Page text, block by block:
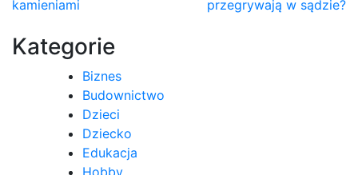
wpisu
kamieniami
przegrywają w sądzie?
Kategorie
Biznes
Budownictwo
Dzieci
Dziecko
Edukacja